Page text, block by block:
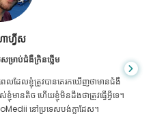
ាហ្វីស
ម្រាប់ជំងឺក្រិនថ្លើម
ដែល​ខ្ញុំ​ត្រូវ​បាន​គេ​រក​ឃើញ​ថា​មាន​ជំងឺ​
ខ្ញុំមានតិច ហើយខ្ញុំមិនដឹងថាត្រូវធ្វើអ្វីទេ។
នៅប្រទេសបង់ក្លាដែស។